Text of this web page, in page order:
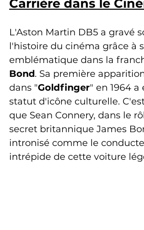
Carrière dans le
L'Aston Martin DB5 a gravé
l'histoire du cinéma grâce à
emblématique dans la
Bond. Sa première
dans "Goldfinger" en 1964 a
statut d'icône culturelle.
que Sean Connery, dans le
secret britannique James
intronisé comme le
intrépide de cette voiture